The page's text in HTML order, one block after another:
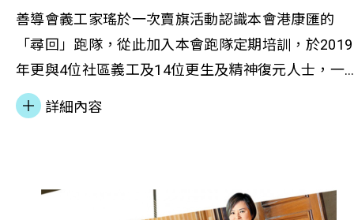
者遇有身體及精神需要時轉介他們到不同的專業或醫
療機構跟進，這可能導致冗長的等待時間和不必要的
醫療資源消耗。傳統的輔導服務多側重於關注心理或
有見及此，針對基層社群的服務需求，善導會提出
理相關的駐機構專職醫護人員，將健康生活管理元素
納入社會服務輔導工作中，為服務使用者提供一站式
善導會義工家瑤於一次賣旗活動認識本會港康匯的
「尋回」跑隊，從此加入本會跑隊定期培訓，於2019
年更與4位社區義工及14位更生及精神復元人士，一
到新加坡參加10公里跑步比賽，並順利完成賽事。直
至今日，家瑤仍會參加跑隊練習，又以義工身份與本
有義氣
詳細內容